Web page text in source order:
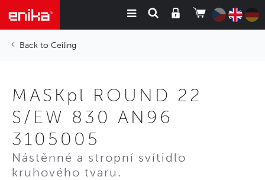
Ceiling
MASKpl ROUND 22
S/EW 830 AN96
3105005
Nástěnné a stropní svítidlo
kruhového tvaru.